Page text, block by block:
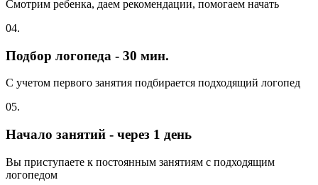
Смотрим ребенка, даем рекомендации, помогаем начать
04.
Подбор логопеда - 30 мин.
С учетом первого занятия подбирается подходящий логопед
05.
Начало занятий - через 1 день
Вы приступаете к постоянным занятиям с подходящим
логопедом